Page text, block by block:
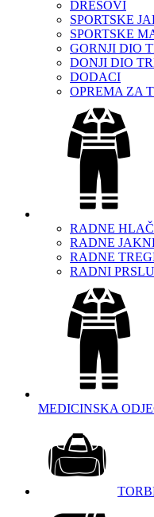
DRESOVI
SPORTSKE
SPORTSKE
GORNJI DIO
DONJI DIO
DODACI
OPREMA ZA
RADNE
RADNE
RADNE
RADNI
MEDICINSKA